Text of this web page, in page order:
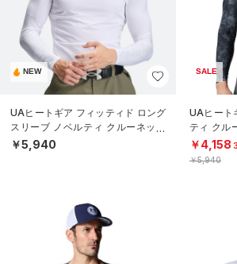
NEW
UAヒートギア フィッティド ロング
スリーブ ノベルティ クルーネック
シャツ（ゴルフ/MEN）
￥5,940
SALE
UAヒート
ティ クル
MEN）
￥4,158
￥5,940